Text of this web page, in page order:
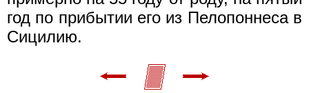
год по прибытии его из Пелопоннеса в
Сицилию.